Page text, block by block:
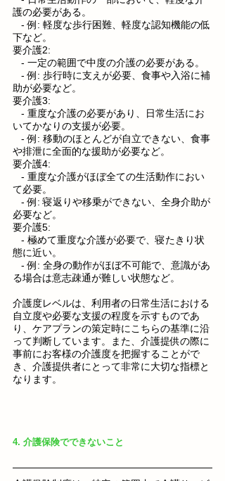
護の必要がある。
下など。
要介護2:
   - 一定の範囲で中度の介護の必要がある。
助が必要など。
要介護3:
いてかなりの支援が必要。
や排泄に全面的な援助が必要など。
要介護4:
て必要。
必要など。
要介護5:
態に近い。
る場合は意志疎通が難しい状態など。
介護度レベルは、利用者の日常生活における
自立度や必要な支援の程度を示すものであ
り、ケアプランの策定時にこちらの基準に沿
って判断しています。また、介護提供の際に
事前にお客様の介護度を把握することがで
き、介護提供者にとって非常に大切な指標と
なります。
4. 介護保険でできないこと